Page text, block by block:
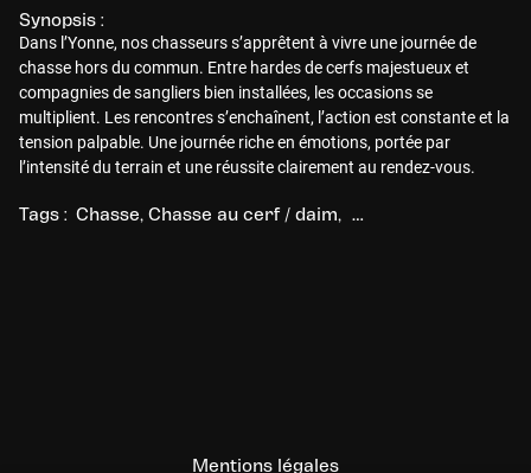
Synopsis :
Dans l’Yonne, nos chasseurs s’apprêtent à vivre une journée de
chasse hors du commun. Entre hardes de cerfs majestueux et
compagnies de sangliers bien installées, les occasions se
multiplient. Les rencontres s’enchaînent, l’action est constante et la
tension palpable. Une journée riche en émotions, portée par
l’intensité du terrain et une réussite clairement au rendez-vous.
Tags : Chasse Chasse au cerf / daim Chasse au sanglier
Mentions légales